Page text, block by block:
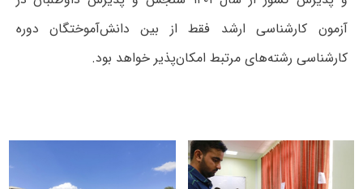
آزمون کارشناسی ارشد فقط از بین دانش‌آموختگان دوره
کارشناسی رشته‌های مرتبط امکان‌پذیر خواهد بود.